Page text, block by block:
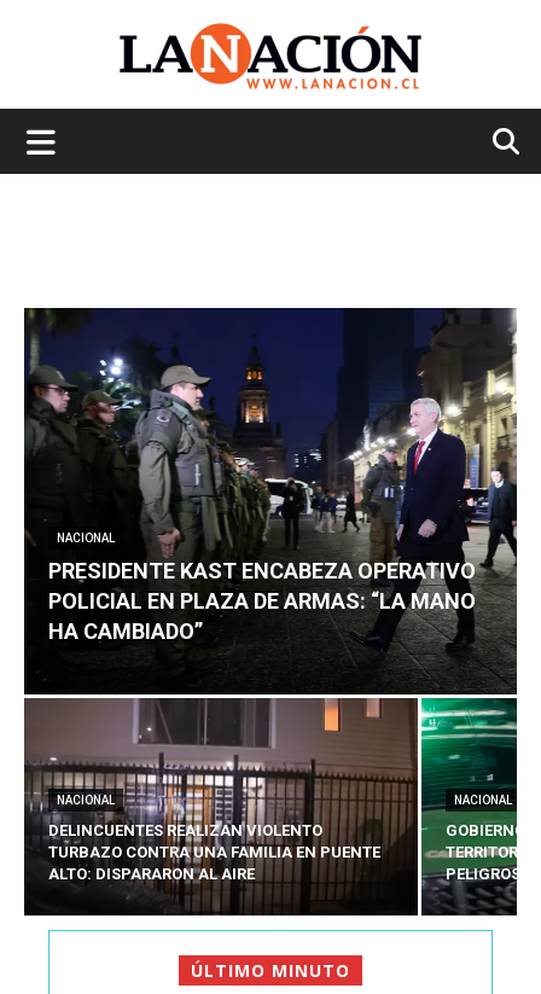
NACIONAL
PRESIDENTE KAST ENCABEZA OPERATIVO
POLICIAL EN PLAZA DE ARMAS: “LA MANO
HA CAMBIADO”
NACIONAL
DELINCUENTES REALIZAN VIOLENTO
TURBAZO CONTRA UNA FAMILIA EN PUENTE
ALTO: DISPARARON AL AIRE
NACIONAL
GOBIERNO
PELIGROSOS
ÚLTIMO MINUTO